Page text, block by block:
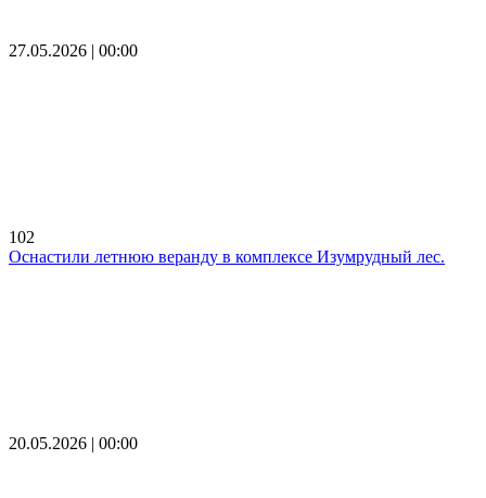
27.05.2026 | 00:00
102
Оснастили летнюю веранду в комплексе Изумрудный лес.
20.05.2026 | 00:00